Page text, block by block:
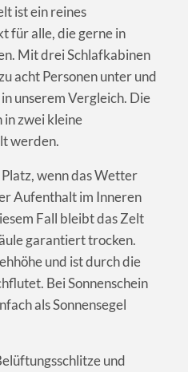
ist ein reines
für alle, die gerne in
Mit drei Schlafkabinen
acht Personen unter und
unserem Vergleich. Die
in zwei kleine
werden.
wenn das Wetter
Aufenthalt im Inneren
Fall bleibt das Zelt
garantiert trocken.
und ist durch die
Bei Sonnenschein
als Sonnensegel
und